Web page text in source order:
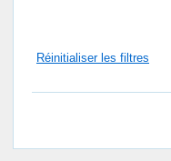
Réinitialiser les filtres